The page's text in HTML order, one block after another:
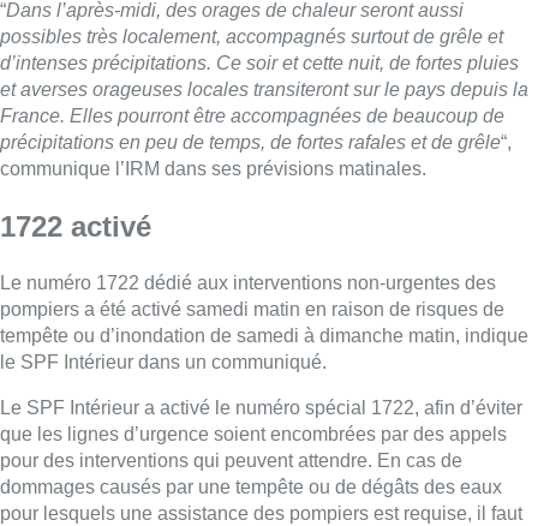
“Dans l’après-midi, des orages de chaleur seront aussi
possibles très localement, accompagnés surtout de grêle et
d’intenses précipitations. Ce soir et cette nuit, de fortes pluies
et averses orageuses locales transiteront sur le pays depuis la
France. Elles pourront être accompagnées de beaucoup de
précipitations en peu de temps, de fortes rafales et de grêle“,
communique l’IRM dans ses prévisions matinales.
1722 activé
Le numéro 1722 dédié aux interventions non-urgentes des
pompiers a été activé samedi matin en raison de risques de
tempête ou d’inondation de samedi à dimanche matin, indique
le SPF Intérieur dans un communiqué.
Le SPF Intérieur a activé le numéro spécial 1722, afin d’éviter
que les lignes d’urgence soient encombrées par des appels
pour des interventions qui peuvent attendre. En cas de
dommages causés par une tempête ou de dégâts des eaux
pour lesquels une assistance des pompiers est requise, il faut